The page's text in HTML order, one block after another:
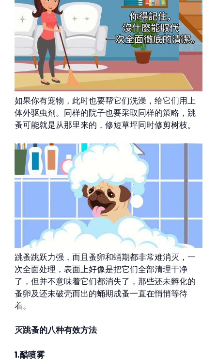
如果你有宠物，此时也要帮它们洗澡，给它们用上
体外驱虫剂。同样的院子也要采取同样的策略，跳
蚤可能就是从那里来的，修短草坪同时修剪树枝。
跳蚤跳跃力强，而且蚤卵和蛹期都非常难消灭，一
次全面处理，表面上好像是把它们全部清理干净
了，但并不意味着它们都消失了，那些还未孵化的
蚤卵及还未破壳而出的蛹期成蚤一直在悄悄等待
着。
灭跳蚤的八种有效方法
1.醋喷雾